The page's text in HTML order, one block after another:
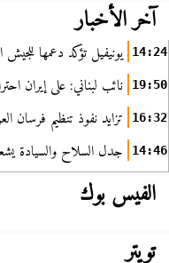
آخر الأخبار
14:24 يونيفيل تؤكد دعمها
19:50 نائب لبناني: على إيران
16:32 تزايد نفوذ تنظيم فرسان
14:46 جدل السلاح والسيادة
الفيس بوك
تويتر